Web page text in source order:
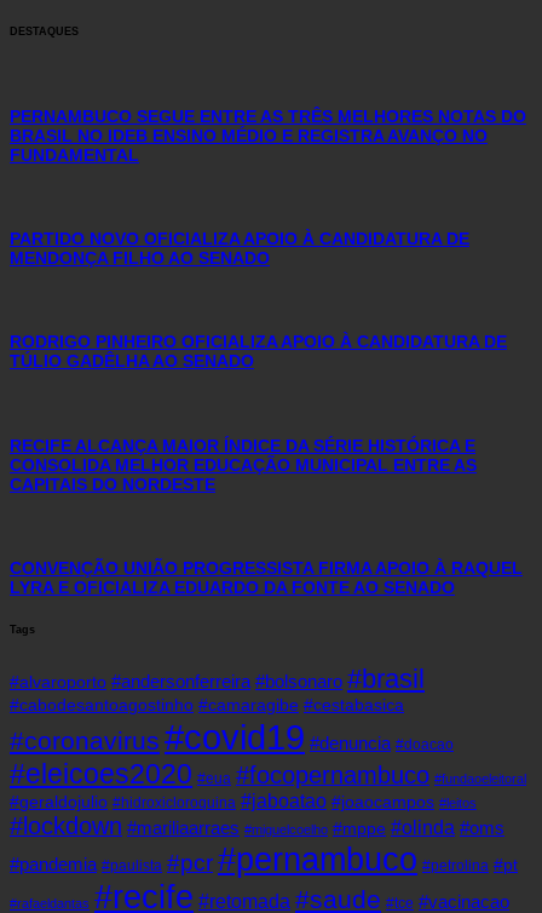
DESTAQUES
PERNAMBUCO SEGUE ENTRE AS TRÊS MELHORES NOTAS DO
BRASIL NO IDEB ENSINO MÉDIO E REGISTRA AVANÇO NO
FUNDAMENTAL
PARTIDO NOVO OFICIALIZA APOIO À CANDIDATURA DE
MENDONÇA FILHO AO SENADO
RODRIGO PINHEIRO OFICIALIZA APOIO À CANDIDATURA DE
TÚLIO GADÊLHA AO SENADO
RECIFE ALCANÇA MAIOR ÍNDICE DA SÉRIE HISTÓRICA E
CONSOLIDA MELHOR EDUCAÇÃO MUNICIPAL ENTRE AS
CAPITAIS DO NORDESTE
CONVENÇÃO UNIÃO PROGRESSISTA FIRMA APOIO À RAQUEL
LYRA E OFICIALIZA EDUARDO DA FONTE AO SENADO
Tags
#alvaroporto #andersonferreira #bolsonaro #brasil
#cabodesantoagostinho #camaragibe #cestabasica
#coronavirus #covid19 #denuncia #doacao
#eleicoes2020 #eua #focopernambuco #fundaoeleitoral
#geraldojulio #hidroxicloroquina #jaboatao #joaocampos #leitos
#lockdown #mariliaarraes #miguelcoelho #mppe #olinda #oms
#pandemia #paulista #pcr#pernambuco #petrolina #pt
#rafaeldantas #recife #retomada #saude #tce #vacinacao